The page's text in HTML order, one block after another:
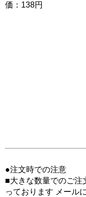
価：138円
●注文時での
■大きな数量でのご注
っております メール